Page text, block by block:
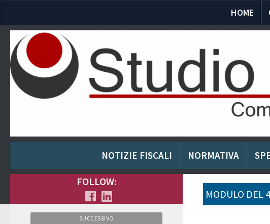
HOME
NOTIZIE FISCALI NORMATIVA
MODULO DEL
FOLLOW:
SUCCESSIVO